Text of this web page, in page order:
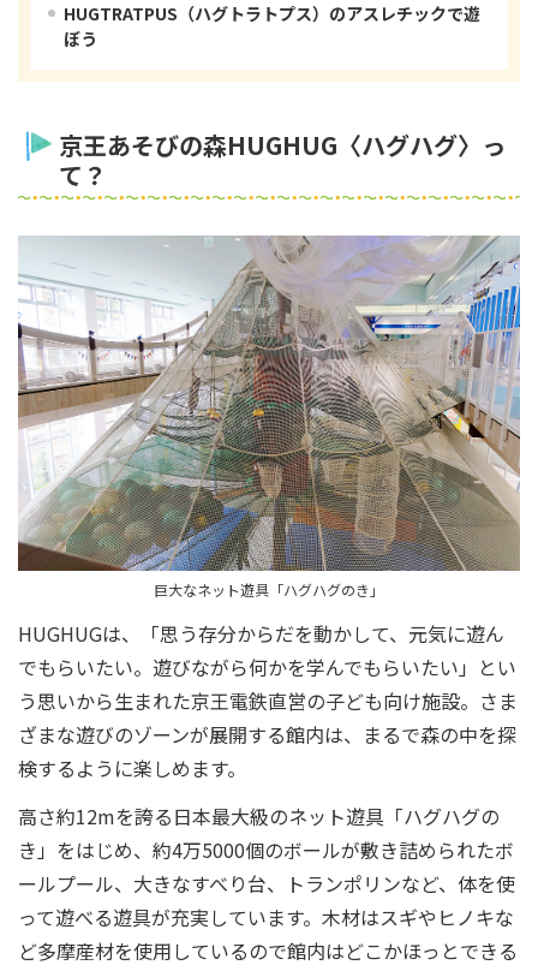
HUGTRATPUS（ハグトラトプス）のアスレチックで遊
ぼう
京王あそびの森HUGHUG〈ハグハグ〉っ
て？
巨大なネット遊具「ハグハグのき」
HUGHUGは、「思う存分からだを動かして、元気に遊ん
でもらいたい。遊びながら何かを学んでもらいたい」とい
う思いから生まれた京王電鉄直営の子ども向け施設。さま
ざまな遊びのゾーンが展開する館内は、まるで森の中を探
検するように楽しめます。
高さ約12mを誇る日本最大級のネット遊具「ハグハグの
き」をはじめ、約4万5000個のボールが敷き詰められたボ
ールプール、大きなすべり台、トランポリンなど、体を使
って遊べる遊具が充実しています。木材はスギやヒノキな
ど多摩産材を使用しているので館内はどこかほっとできる